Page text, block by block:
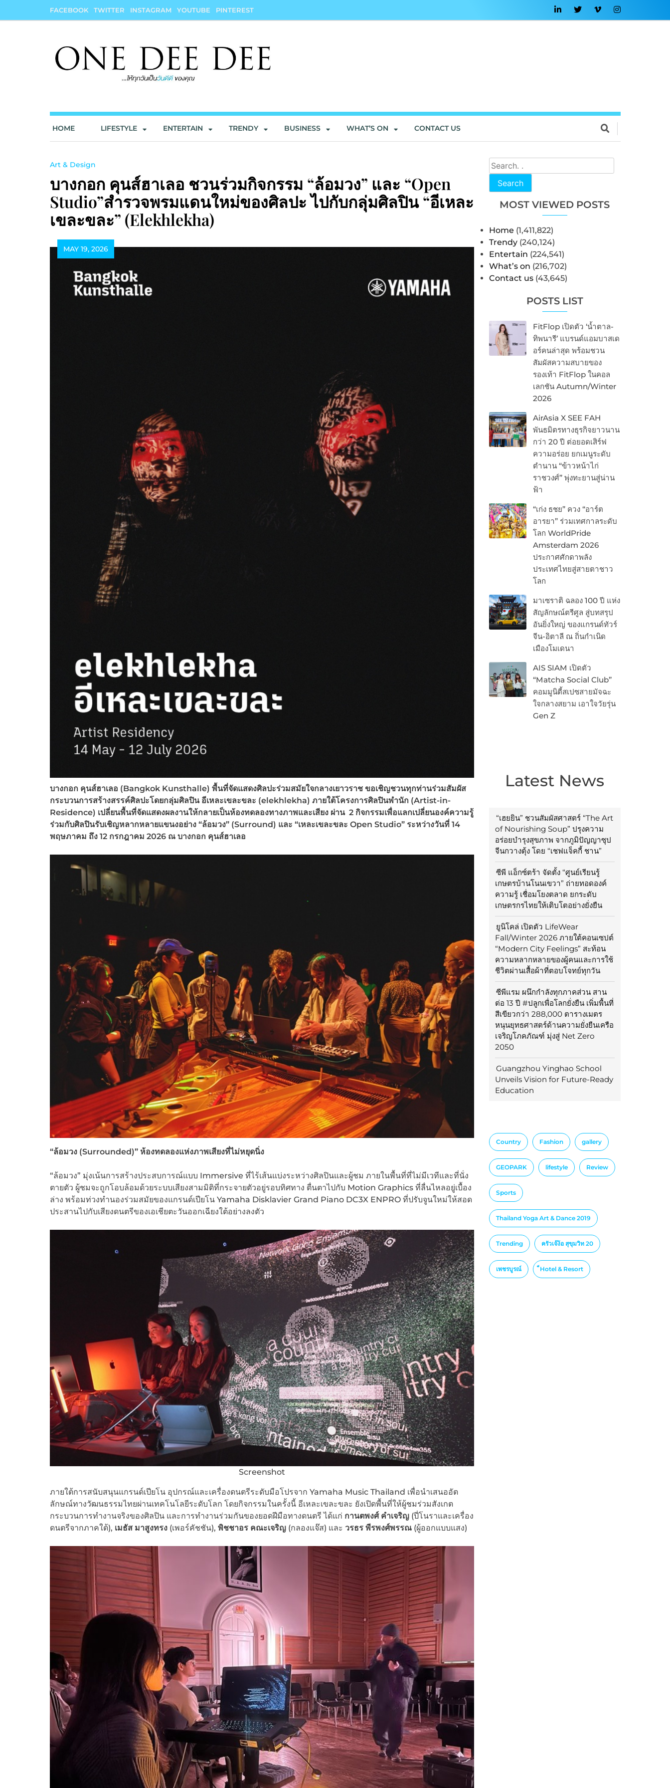
FACEBOOK TWITTER INSTAGRAM YOUTUBE PINTEREST
HOME LIFESTYLE ENTERTAIN TRENDY BUSINESS WHAT’S ON CONTACT US
Search
MOST VIEWED POSTS
Home (1,411,822)
Trendy (240,124)
Entertain (224,541)
What’s on (216,702)
Contact us (43,645)
POSTS LIST
FitFlop เปิดตัว ‘น้ำตาล-
ทิพนารี’ แบรนด์แอมบาสเด
อร์คนล่าสุด พร้อมชวน
สัมผัสความสบายของ
รองเท้า FitFlop ในคอล
เลกชัน Autumn/Winter
2026
AirAsia X SEE FAH
พันธมิตรทางธุรกิจยาวนาน
กว่า 20 ปี ต่อยอดเสิร์ฟ
ความอร่อย ยกเมนูระดับ
ตำนาน “ข้าวหน้าไก่
ราชวงศ์” พุ่งทะยานสู่น่าน
ฟ้า
“เก่ง ธชย” ควง “อาร์ต
อารยา” ร่วมเทศกาลระดับ
โลก WorldPride
Amsterdam 2026
ประกาศศักดาพลัง
ประเทศไทยสู่สายตาชาว
โลก
มาเซราติ ฉลอง 100 ปี แห่ง
สัญลักษณ์ตรีศูล สู่บทสรุป
อันยิ่งใหญ่ ของแกรนด์ทัวร์
จีน-อิตาลี ณ ถิ่นกำเนิด
เมืองโมเดนา
AIS SIAM เปิดตัว
“Matcha Social Club”
คอมมูนิตี้สเปซสายมัจฉะ
ใจกลางสยาม เอาใจวัยรุ่น
Gen Z
Latest News
“เฮยยิน” ชวนสัมผัสศาสตร์ “The Art
of Nourishing Soup” ปรุงความ
อร่อยบำรุงสุขภาพ จากภูมิปัญญาซุป
จีนกวางตุ้ง โดย “เชฟแจ็คกี้ ชาน”
ซีพี แอ็กซ์ตร้า จัดตั้ง “ศูนย์เรียนรู้
เกษตรบ้านโนนเขวา” ถ่ายทอดองค์
ความรู้ เชื่อมโยงตลาด ยกระดับ
เกษตรกรไทยให้เติบโตอย่างยั่งยืน
ยูนิโคล่ เปิดตัว LifeWear
Fall/Winter 2026 ภายใต้คอนเซปต์
“Modern City Feelings” สะท้อน
ความหลากหลายของผู้คนและการใช้
ชีวิตผ่านเสื้อผ้าที่ตอบโจทย์ทุกวัน
ซีพีแรม ผนึกกำลังทุกภาคส่วน สาน
ต่อ 13 ปี #ปลูกเพื่อโลกยั่งยืน เพิ่มพื้นที่
สีเขียวกว่า 288,000 ตารางเมตร
หนุนยุทธศาสตร์ด้านความยั่งยืนเครือ
เจริญโภคภัณฑ์ มุ่งสู่ Net Zero
2050
Guangzhou Yinghao School
Unveils Vision for Future-Ready
Education
Country Fashion gallery
GEOPARK lifestyle Review
Sports
Thailand Yoga Art & Dance 2019
Trending ครัวเจ๊ง้อ สุขุมวิท 20
เพชรบูรณ์ ็Hotel & Resort
Art & Design
บางกอก คุนส์ฮาเลอ ชวนร่วมกิจกรรม “ล้อมวง” และ “Open
Studio”สำรวจพรมแดนใหม่ของศิลปะ ไปกับกลุ่มศิลปิน “อีเหละ
เขละขละ” (elekhlekha)
MAY 19, 2026
บางกอก คุนส์ฮาเลอ (Bangkok Kunsthalle) พื้นที่จัดแสดงศิลปะร่วมสมัยใจกลางเยาวราช ขอเชิญชวนทุกท่านร่วมสัมผัส
กระบวนการสร้างสรรค์ศิลปะโดยกลุ่มศิลปิน อีเหละเขละขละ (elekhlekha) ภายใต้โครงการศิลปินพำนัก (Artist-in-
Residence) เปลี่ยนพื้นที่จัดแสดงผลงานให้กลายเป็นห้องทดลองทางภาพและเสียง ผ่าน 2 กิจกรรมเพื่อแลกเปลี่ยนองค์ความรู้
ร่วมกับศิลปินรับเชิญหลากหลายแขนงอย่าง “ล้อมวง” (Surround) และ “เหละเขละขละ Open Studio” ระหว่างวันที่ 14
พฤษภาคม ถึง 12 กรกฎาคม 2026 ณ บางกอก คุนส์ฮาเลอ
“ล้อมวง (Surrounded)” ห้องทดลองแห่งภาพเสียงที่ไม่หยุดนิ่ง
“ล้อมวง” มุ่งเน้นการสร้างประสบการณ์แบบ Immersive ที่ไร้เส้นแบ่งระหว่างศิลปินและผู้ชม ภายในพื้นที่ที่ไม่มีเวทีและที่นั่ง
ตายตัว ผู้ชมจะถูกโอบล้อมด้วยระบบเสียงสามมิติที่กระจายตัวอยู่รอบทิศทาง ตื่นตาไปกับ Motion Graphics ที่ลื่นไหลอยู่เบื้อง
ล่าง พร้อมท่วงทำนองร่วมสมัยของแกรนด์เปียโน Yamaha Disklavier Grand Piano DC3X ENPRO ที่ปรับจูนใหม่ให้สอด
ประสานไปกับเสียงดนตรีของเอเชียตะวันออกเฉียงใต้อย่างลงตัว
Screenshot
ภายใต้การสนับสนุนแกรนด์เปียโน อุปกรณ์และเครื่องดนตรีระดับมือโปรจาก Yamaha Music Thailand เพื่อนำเสนออัต
ลักษณ์ทางวัฒนธรรมไทยผ่านเทคโนโลยีระดับโลก โดยกิจกรรมในครั้งนี้ อีเหละเขละขละ ยังเปิดพื้นที่ให้ผู้ชมร่วมสังเกต
กระบวนการทำงานจริงของศิลปิน และการทำงานร่วมกันของยอดฝีมือทางดนตรี ได้แก่ กานตพงศ์ คำเจริญ (ปี่โนราและเครื่อง
ดนตรีจากภาคใต้), เมธัส มาสูงทรง (เพอร์คัชชัน), พิชชาอร คณะเจริญ (กลองแจ๊ส) และ วรธร พีรพงศ์พรรณ(ผู้ออกแบบแสง)